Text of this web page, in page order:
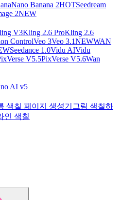
Nano Banana 2HOTSeedream
2NEW
V3Kling 2.6 ProKling 2.6
ControlVeo 3Veo 3.1NEWWAN
Seedance 1.0Vidu AIVidu
V5.5PixVerse V5.6Wan
AI v5
색칠 페이지 생성기 그림 색칠하
인 색칠